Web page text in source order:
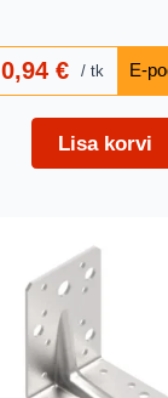
0,94€ tk
Lisa korvi